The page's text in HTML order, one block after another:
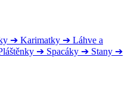
➔ Karimatky ➔ Láhve a
➔ Spacáky ➔ Stany ➔